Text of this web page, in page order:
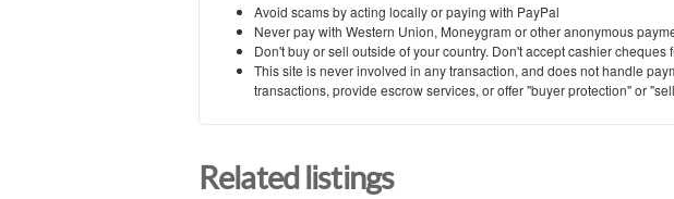
Avoid scams by acting locally or paying with PayPal
Never pay with Western Union, Moneygram or other anonymous
Don't buy or sell outside of your country. Don't accept cashier cheques
This site is never involved in any transaction, and does not handle
transactions, provide escrow services, or offer "buyer protection" or
Related listings